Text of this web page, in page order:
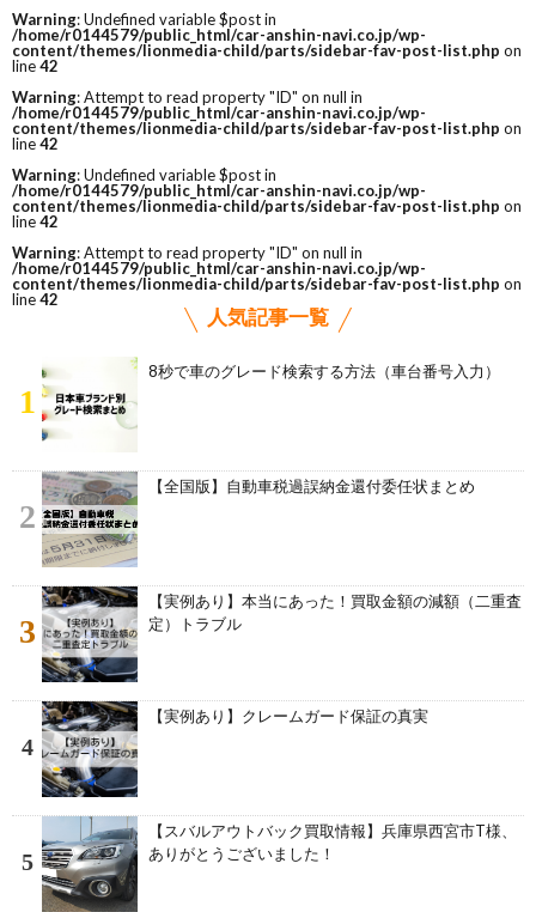
Warning: Undefined variable $post in
/home/r0144579/public_html/car-anshin-navi.co.jp/wp-
content/themes/lionmedia-child/parts/sidebar-fav-post-list.php on
line42
Warning: Attempt to read property "ID" on null in
/home/r0144579/public_html/car-anshin-navi.co.jp/wp-
content/themes/lionmedia-child/parts/sidebar-fav-post-list.php on
line42
Warning: Undefined variable $post in
/home/r0144579/public_html/car-anshin-navi.co.jp/wp-
content/themes/lionmedia-child/parts/sidebar-fav-post-list.php on
line42
Warning: Attempt to read property "ID" on null in
/home/r0144579/public_html/car-anshin-navi.co.jp/wp-
content/themes/lionmedia-child/parts/sidebar-fav-post-list.php on
line42
人気記事一覧
1
8秒で車のグレード検索する方法（車台番号入力）
2
【全国版】自動車税過誤納金還付委任状まとめ
3
【実例あり】本当にあった！買取金額の減額（二重査
定）トラブル
4
【実例あり】クレームガード保証の真実
5
【スバルアウトバック買取情報】兵庫県西宮市T様、
ありがとうございました！